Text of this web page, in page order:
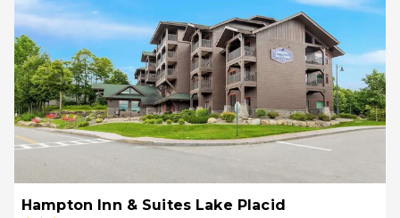
Hampton Inn & Suites Lake Placid